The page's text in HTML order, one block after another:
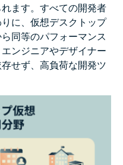
ます。すべての開発者
に、仮想デスクトップ
同等のパフォーマンス
ンジニアやデザイナー
せず、高負荷な開発ツ